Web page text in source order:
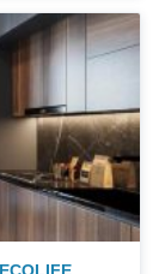
Nhà đang ở.
lại toàn bộ nội